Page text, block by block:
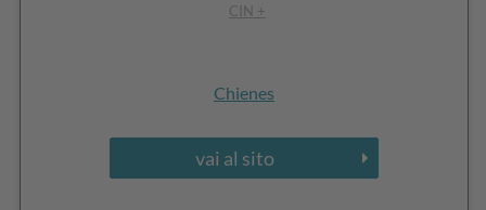
CIN +
Chienes
vai al sito